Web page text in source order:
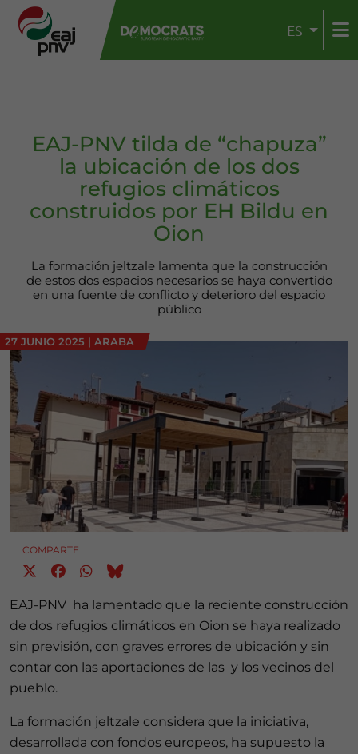
ES
EAJ-PNV tilda de “chapuza”
la ubicación de los dos
refugios climáticos
construidos por EH Bildu en
Oion
La formación jeltzale lamenta que la construcción
de estos dos espacios necesarios se haya convertido
en una fuente de conflicto y deterioro del espacio
público
27 JUNIO 2025 | ARABA
COMPARTE
EAJ-PNV ha lamentado que la reciente construcción
de dos refugios climáticos en Oion se haya realizado
sin previsión, con graves errores de ubicación y sin
contar con las aportaciones de las y los vecinos del
pueblo.
La formación jeltzale considera que la iniciativa,
desarrollada con fondos europeos, ha supuesto la